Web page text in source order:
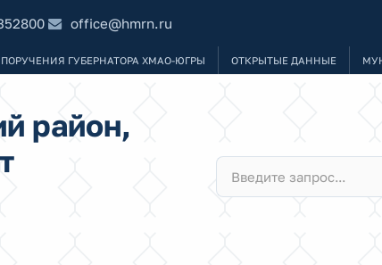
office@hmrn.ru
ПОРУЧЕНИЯ ГУБЕРНАТОРА ХМАО-ЮГРЫ ОТКРЫТЫЕ ДАННЫЕ
район,